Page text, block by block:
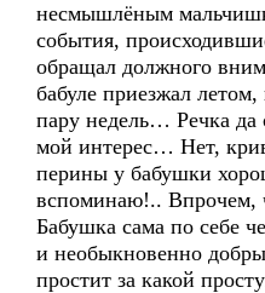
несмышлёным
события,
обращал должного
бабуле приезжал
пару недель… Речка да
мой интерес… Нет,
перины у бабушки
вспоминаю!.. Впрочем,
Бабушка сама по себе
и необыкновенно
простит за какой